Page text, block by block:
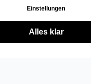
Einstellungen
Alles klar